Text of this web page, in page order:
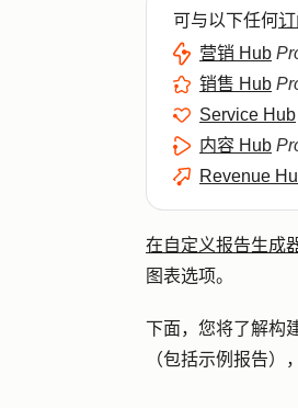
可与以下任何
营销 Hub
销售 Hub
Service Hub
内容 Hub
Revenue
在自定义报告生成
图表选项。
下面，您将了解构
（包括示例报告）